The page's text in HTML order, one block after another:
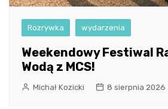
Rozrywka wydarzenia
Weekendowy Festiwal
Wodą z MCS!
Michał Kozicki 8 sierpnia 2026